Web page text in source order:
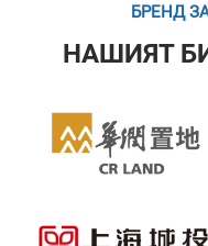
БРЕНД
НАШИЯТ